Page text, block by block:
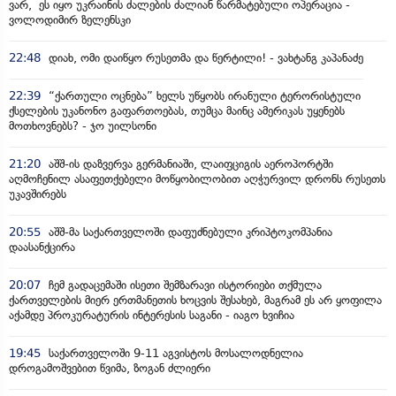
ვარ, ეს იყო უკრაინის ძალების ძალიან წარმატებული ოპერაცია -
ვოლოდიმირ ზელენსკი
22:48 დიახ, ომი დაიწყო რუსეთმა და წერტილი! - ვახტანგ კაპანაძე
22:39
“ქართული ოცნება” ხელს უწყობს ირანული ტერორისტული
ქსელების უკანონო გაფართოებას, თუმცა მაინც ამერიკას უყენებს
მოთხოვნებს? - ჯო უილსონი
21:20 აშშ-ის დაზვერვა გერმანიაში, ლაიფციგის აეროპორტში
აღმოჩენილ ასაფეთქებელი მოწყობილობით აღჭურვილ დრონს რუსეთს
უკავშირებს
20:55 აშშ-მა საქართველოში დაფუძნებული კრიპტოკომპანია
დაასანქცირა
20:07 ჩემ გადაცემაში ისეთი შემზარავი ისტორიები თქმულა
ქართველების მიერ ერთმანეთის ხოცვის შესახებ, მაგრამ ეს არ ყოფილა
აქამდე პროკურატურის ინტერესის საგანი - იაგო ხვიჩია
19:45 საქართველოში 9-11 აგვისტოს მოსალოდნელია
დროგამოშვებით წვიმა, ზოგან ძლიერი